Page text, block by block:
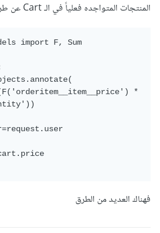
المنتجات المتواجده فعلياً في الـ Cart عن طريق التالي :
import F, Sum
فهناك العديد من الطرق